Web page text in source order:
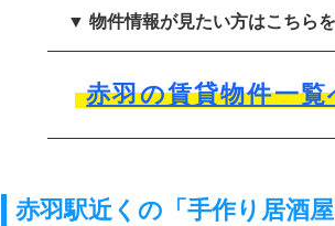
▼ 物件情報が見たい方はこちら
赤羽の賃貸物件一
赤羽駅近くの「手作り居酒